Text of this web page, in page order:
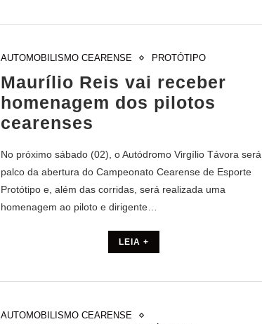
AUTOMOBILISMO CEARENSE PROTÓTIPO
Maurílio Reis vai receber
homenagem dos pilotos
cearenses
No próximo sábado (02), o Autódromo Virgílio Távora será
palco da abertura do Campeonato Cearense de Esporte
Protótipo e, além das corridas, será realizada uma
homenagem ao piloto e dirigente…
LEIA +
AUTOMOBILISMO CEARENSE